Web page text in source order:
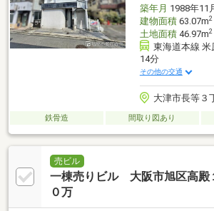
築年月 1988年11
建物面積63.07m2
土地面積46.97m2
東海道本線 米
14分
その他の交通
大津市長等３
鉄骨造 間取り図あり
売ビル
一棟売りビル 大阪市旭区高
０万